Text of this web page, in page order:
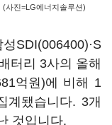
사진=LG에너지솔루션)
성SDI(006400)·S
터리 3사의 올해
억원)에 비해 1
계됐습니다. 3개
것입니다.